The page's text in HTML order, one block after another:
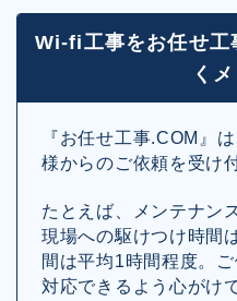
Wi-fi工事をお任せ工
く
『お任せ工事.COM』
様からのご依頼を受け
たとえば、メンテナン
現場への駆けつけ時間
間は平均1時間程度。
対応できるよう心がけ